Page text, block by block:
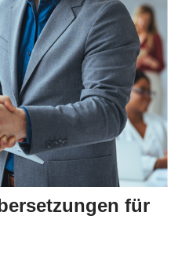
für